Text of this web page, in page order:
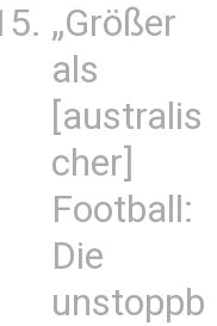
„Größer
als
[australis
cher]
Football:
Die
unstoppb